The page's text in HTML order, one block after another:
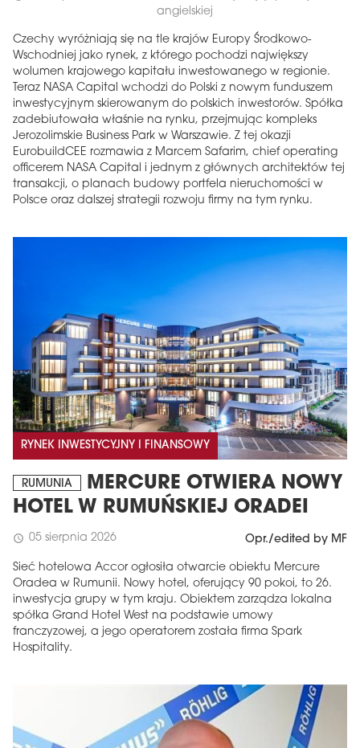
angielskiej
Czechy wyróżniają się na tle krajów Europy Środkowo-
Wschodniej jako rynek, z którego pochodzi największy
wolumen krajowego kapitału inwestowanego w regionie.
Teraz NASA Capital wchodzi do Polski z nowym funduszem
inwestycyjnym skierowanym do polskich inwestorów. Spółka
zadebiutowała właśnie na rynku, przejmując kompleks
Jerozolimskie Business Park w Warszawie. Z tej okazji
EurobuildCEE rozmawia z Marcem Safarim, chief operating
officerem NASA Capital i jednym z głównych architektów tej
transakcji, o planach budowy portfela nieruchomości w
Polsce oraz dalszej strategii rozwoju firmy na tym rynku.
RYNEK INWESTYCYJNY I FINANSOWY
RUMUNIA
MERCURE OTWIERA NOWY
HOTEL W RUMUŃSKIEJ ORADEI
schedule 05 sierpnia 2026 Opr./edited by MF
Sieć hotelowa Accor ogłosiła otwarcie obiektu Mercure
Oradea w Rumunii. Nowy hotel, oferujący 90 pokoi, to 26.
inwestycja grupy w tym kraju. Obiektem zarządza lokalna
spółka Grand Hotel West na podstawie umowy
franczyzowej, a jego operatorem została firma Spark
Hospitality.